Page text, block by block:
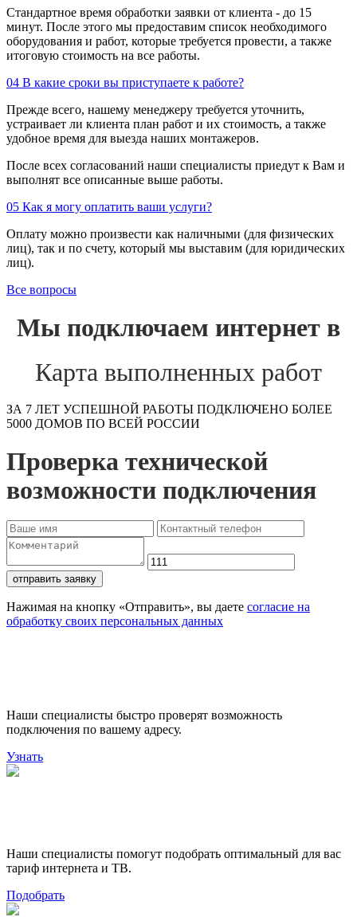
Стандартное время обработки заявки от клиента - до 15
минут. После этого мы предоставим список необходимого
оборудования и работ, которые требуется провести, а также
итоговую стоимость на все работы.
04 В какие сроки вы приступаете к работе?
Прежде всего, нашему менеджеру требуется уточнить,
устраивает ли клиента план работ и их стоимость, а также
удобное время для выезда наших монтажеров.
После всех согласований наши специалисты приедут к Вам и
выполнят все описанные выше работы.
05 Как я могу оплатить ваши услуги?
Оплату можно произвести как наличными (для физических
лиц), так и по счету, который мы выставим (для юридических
лиц).
Все вопросы
Мы подключаем интернет в
Карта выполненных работ
ЗА 7 ЛЕТ УСПЕШНОЙ РАБОТЫ ПОДКЛЮЧЕНО БОЛЕЕ
5000 ДОМОВ ПО ВСЕЙ РОССИИ
Проверка технической
возможности подключения
отправить заявку
Нажимая на кнопку «Отправить», вы даете согласие на
обработку своих персональных данных
Наши специалисты быстро проверят возможность
подключения по вашему адресу.
Узнать
Наши специалисты помогут подобрать оптимальный для вас
тариф интернета и ТВ.
Подобрать